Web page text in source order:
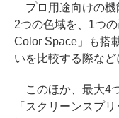
プロ用途向けの機
2つの色域を、1つ
Color Space」も搭
いを比較する際など
このほか、最大4
「スクリーンスプ